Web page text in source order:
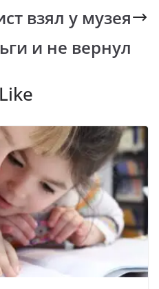
взял у музея
и не вернул